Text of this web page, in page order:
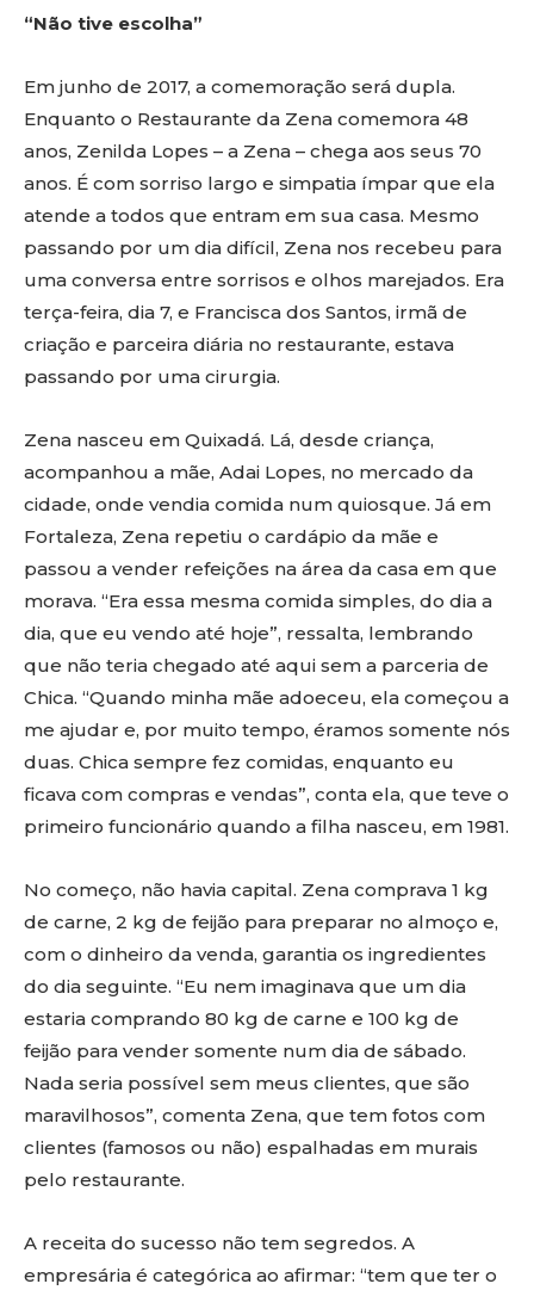
“Não tive escolha”
Em junho de 2017, a comemoração será dupla.
Enquanto o Restaurante da Zena comemora 48
anos, Zenilda Lopes – a Zena – chega aos seus 70
anos. É com sorriso largo e simpatia ímpar que ela
atende a todos que entram em sua casa. Mesmo
passando por um dia difícil, Zena nos recebeu para
uma conversa entre sorrisos e olhos marejados. Era
terça-feira, dia 7, e Francisca dos Santos, irmã de
criação e parceira diária no restaurante, estava
passando por uma cirurgia.
Zena nasceu em Quixadá. Lá, desde criança,
acompanhou a mãe, Adai Lopes, no mercado da
cidade, onde vendia comida num quiosque. Já em
Fortaleza, Zena repetiu o cardápio da mãe e
passou a vender refeições na área da casa em que
morava. “Era essa mesma comida simples, do dia a
dia, que eu vendo até hoje”, ressalta, lembrando
que não teria chegado até aqui sem a parceria de
Chica. “Quando minha mãe adoeceu, ela começou a
me ajudar e, por muito tempo, éramos somente nós
duas. Chica sempre fez comidas, enquanto eu
ficava com compras e vendas”, conta ela, que teve o
primeiro funcionário quando a filha nasceu, em 1981.
No começo, não havia capital. Zena comprava 1 kg
de carne, 2 kg de feijão para preparar no almoço e,
com o dinheiro da venda, garantia os ingredientes
do dia seguinte. “Eu nem imaginava que um dia
estaria comprando 80 kg de carne e 100 kg de
feijão para vender somente num dia de sábado.
Nada seria possível sem meus clientes, que são
maravilhosos”, comenta Zena, que tem fotos com
clientes (famosos ou não) espalhadas em murais
pelo restaurante.
A receita do sucesso não tem segredos. A
empresária é categórica ao afirmar: “tem que ter o